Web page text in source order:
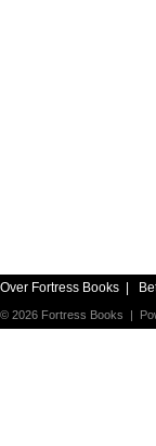
Over Fortress Books
© 2026 Fortress Books |